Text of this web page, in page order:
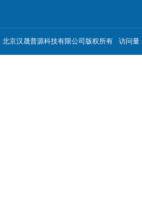
京汉晟普源科技有限公司版权所有 访问量